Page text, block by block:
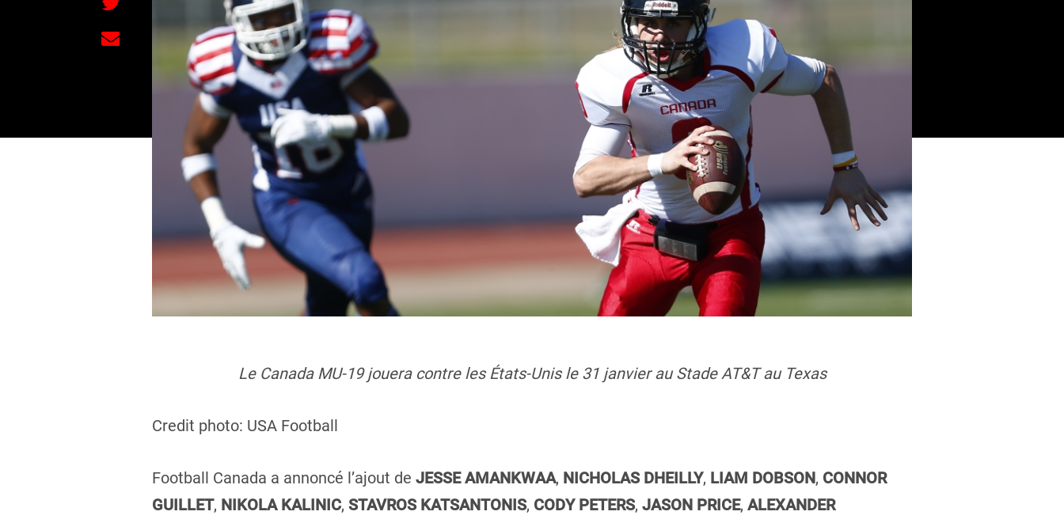
Le Canada MU-19 jouera contre les États-Unis le 31 janvier au Stade AT&T au Texas
Credit photo: USA Football
Football Canada a annoncé l’ajout de JESSE AMANKWAA, NICHOLAS DHEILLY, LIAM DOBSON, CONNOR
GUILLET, NIKOLA KALINIC, STAVROS KATSANTONIS, CODY PETERS, JASON PRICE, ALEXANDER